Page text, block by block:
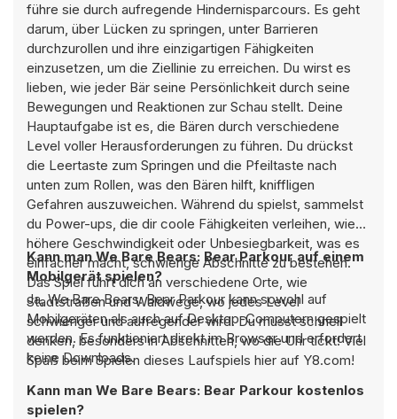
führe sie durch aufregende Hindernisparcours. Es geht
darum, über Lücken zu springen, unter Barrieren
durchzurollen und ihre einzigartigen Fähigkeiten
einzusetzen, um die Ziellinie zu erreichen. Du wirst es
lieben, wie jeder Bär seine Persönlichkeit durch seine
Bewegungen und Reaktionen zur Schau stellt. Deine
Hauptaufgabe ist es, die Bären durch verschiedene
Level voller Herausforderungen zu führen. Du drückst
die Leertaste zum Springen und die Pfeiltaste nach
unten zum Rollen, was den Bären hilft, kniffligen
Gefahren auszuweichen. Während du spielst, sammelst
du Power-ups, die dir coole Fähigkeiten verleihen, wie
höhere Geschwindigkeit oder Unbesiegbarkeit, was es
einfacher macht, schwierige Abschnitte zu bestehen.
Das Spiel führt dich an verschiedene Orte, wie
Stadtstraßen und Waldwege, wo jedes Level
schwieriger und aufregender wird. Du musst schnell
denken, besonders in Abschnitten, wo die Uhr tickt! Viel
Spaß beim Spielen dieses Laufspiels hier auf Y8.com!
Kann man We Bare Bears: Bear Parkour auf einem
Mobilgerät spielen?
Ja, We Bare Bears: Bear Parkour kann sowohl auf
Mobilgeräten als auch auf Desktop-Computern gespielt
werden. Es funktioniert direkt im Browser und erfordert
keine Downloads.
Kann man We Bare Bears: Bear Parkour kostenlos
spielen?